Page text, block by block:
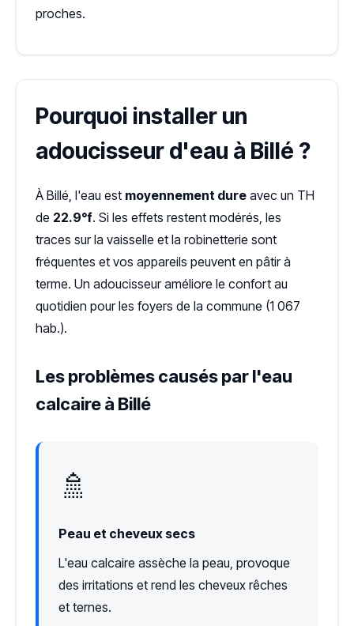
proches.
Pourquoi installer un
adoucisseur d'eau à Billé ?
À Billé, l'eau est moyennement dure avec un TH
de 22.9°f. Si les effets restent modérés, les
traces sur la vaisselle et la robinetterie sont
fréquentes et vos appareils peuvent en pâtir à
terme. Un adoucisseur améliore le confort au
quotidien pour les foyers de la commune (1 067
hab.).
Les problèmes causés par l'eau
calcaire à Billé
🚿
Peau et cheveux secs
L'eau calcaire assèche la peau, provoque
des irritations et rend les cheveux rêches
et ternes.